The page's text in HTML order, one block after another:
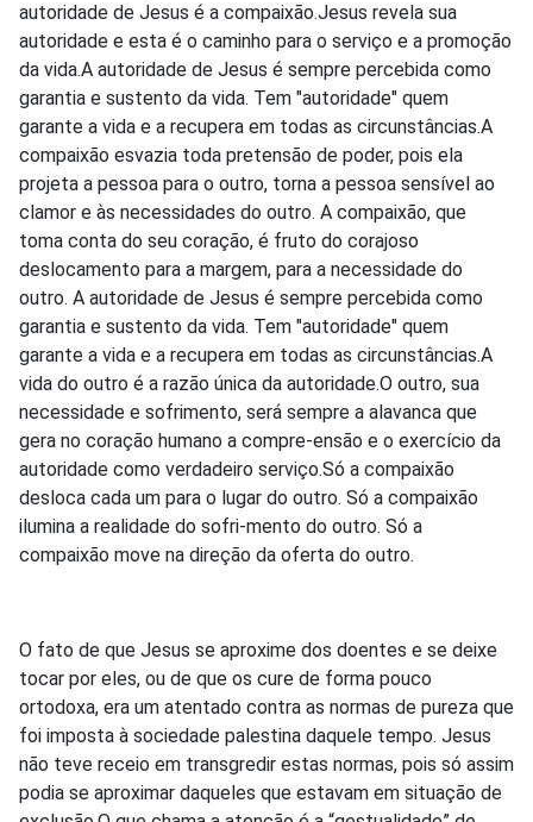
autoridade de Jesus é a compaixão.Jesus revela sua
autoridade e esta é o caminho para o serviço e a promoção
da vida.A autoridade de Jesus é sempre percebida como
garantia e sustento da vida. Tem "autoridade" quem
garante a vida e a recupera em todas as circunstâncias.A
compaixão esvazia toda pretensão de poder, pois ela
projeta a pessoa para o outro, torna a pessoa sensível ao
clamor e às necessidades do outro. A compaixão, que
toma conta do seu coração, é fruto do corajoso
deslocamento para a margem, para a necessidade do
outro. A autoridade de Jesus é sempre percebida como
garantia e sustento da vida. Tem "autoridade" quem
garante a vida e a recupera em todas as circunstâncias.A
vida do outro é a razão única da autoridade.O outro, sua
necessidade e sofrimento, será sempre a alavanca que
gera no coração humano a compre-ensão e o exercício da
autoridade como verdadeiro serviço.Só a compaixão
desloca cada um para o lugar do outro. Só a compaixão
ilumina a realidade do sofri-mento do outro. Só a
compaixão move na direção da oferta do outro.
O fato de que Jesus se aproxime dos doentes e se deixe
tocar por eles, ou de que os cure de forma pouco
ortodoxa, era um atentado contra as normas de pureza que
foi imposta à sociedade palestina daquele tempo. Jesus
não teve receio em transgredir estas normas, pois só assim
podia se aproximar daqueles que estavam em situação de